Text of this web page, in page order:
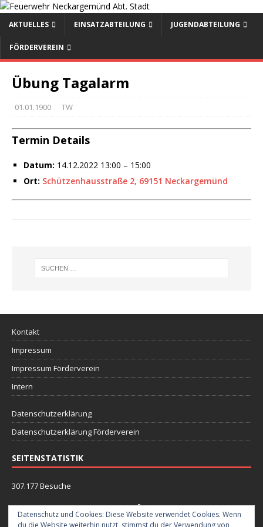
AKTUELLES EINSATZABTEILUNG JUGENDABTEILUNG
FÖRDERVEREIN
Übung Tagalarm
01.01.1900 TW
Termin Details
Datum: 14.12.2022 13:00 – 15:00
Ort: Schützenhausstraße 2, 69151 Neckargemünd
Kontakt
Impressum
Impressum Förderverein
Intern
Datenschutzerklärung
Datenschutzerklärung Förderverein
SEITENSTATISTIK
307.177 Besuche
FEUERWEHRHAUS NECKARGEMÜND
Datenschutz und Cookies: Diese Website verwendet Cookies. Wenn
du die Website weiterhin nutzt, stimmst du der Verwendung von